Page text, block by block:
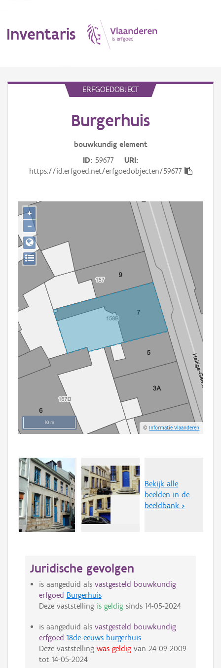
Inventaris
Gebeurtenis
Persoon of collectief
Downloads
Aanmelden
ERFGOEDOBJECT
Burgerhuis
bouwkundig element
ID 59677
URI
https://id.erfgoed.net/erfgoedobjecten/59677
10 m
©Informatie Vlaanderen
+
−
Bekijk alle
beelden in de
beeldbank >
Juridische gevolgen
is aangeduid als vastgesteld bouwkundig
erfgoed Burgerhuis
Deze vaststelling is geldigsinds 14-05-2024
is aangeduid als vastgesteld bouwkundig
erfgoed 18de-eeuws burgerhuis
Deze vaststelling was geldigvan 24-09-2009
tot 14-05-2024